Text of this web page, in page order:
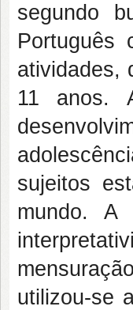
segundo
Português
atividades,
11 anos.
sujeitos
mundo. A
utilizou-se